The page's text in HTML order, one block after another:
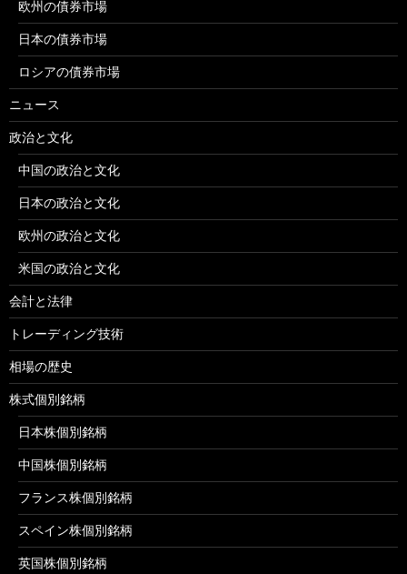
欧州の債券市場
日本の債券市場
ロシアの債券市場
ニュース
政治と文化
中国の政治と文化
日本の政治と文化
欧州の政治と文化
米国の政治と文化
会計と法律
トレーディング技術
相場の歴史
株式個別銘柄
日本株個別銘柄
中国株個別銘柄
フランス株個別銘柄
スペイン株個別銘柄
英国株個別銘柄